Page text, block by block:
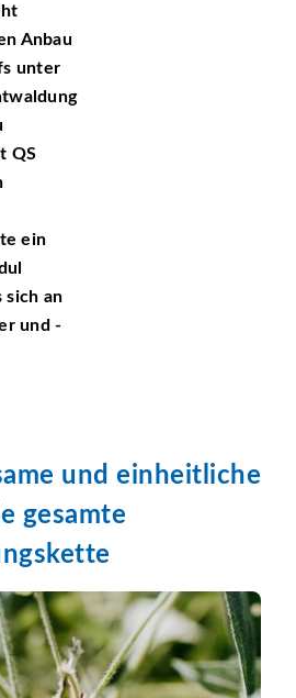
Anbau
unter
QS
ein
an
und -
und einheitliche
gesamte